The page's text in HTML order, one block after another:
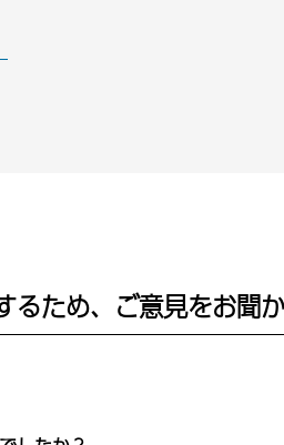
るため、ご意見をお聞